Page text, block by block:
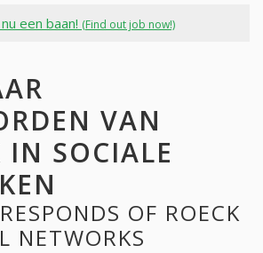
een baan! (Find out job now!)
VAN
IN SOCIALE
OF ROECK
NETWORKS